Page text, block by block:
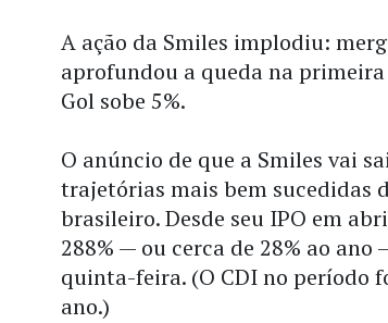
A ação da Smiles implodiu:
aprofundou a queda na
Gol sobe 5%.
O anúncio de que a Smiles vai
trajetórias mais bem sucedidas
brasileiro. Desde seu IPO em
288% — ou cerca de 28% ao
quinta-feira. (O CDI no período
ano.)